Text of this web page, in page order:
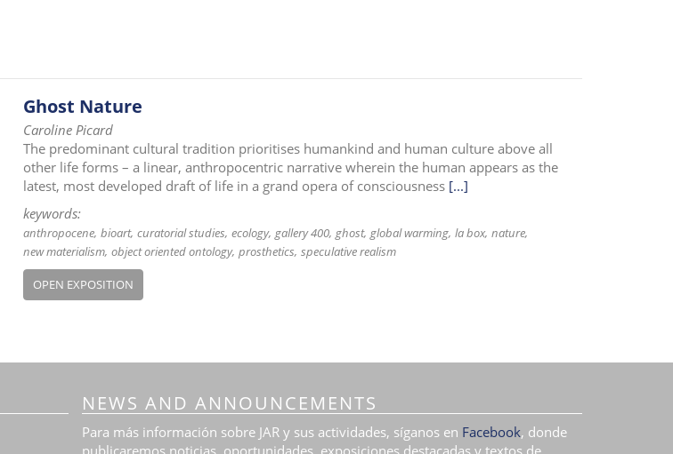
Ghost Nature
Caroline Picard
The predominant cultural tradition prioritises humankind and human culture above all
other life forms – a linear, anthropocentric narrative wherein the human appears as the
latest, most developed draft of life in a grand opera of consciousness [...]
keywords:
anthropocene bioart curatorial studies ecology gallery 400 ghost global warming la box nature
new materialism object oriented ontology prosthetics speculative realism
OPEN EXPOSITION
NEWS AND ANNOUNCEMENTS
Para más información sobre JAR y sus actividades, síganos en Facebook, donde